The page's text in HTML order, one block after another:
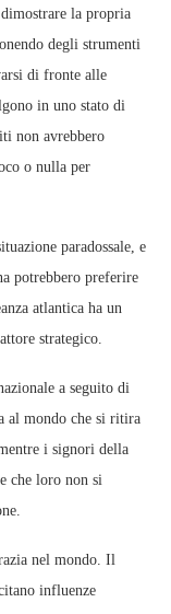
la propria
degli strumenti
di fronte alle
in uno stato di
non avrebbero
o nulla per
paradossale, e
potrebbero preferire
atlantica ha un
strategico.
a seguito di
al mondo che si ritira
i signori della
che loro non si
nel mondo. Il
influenze